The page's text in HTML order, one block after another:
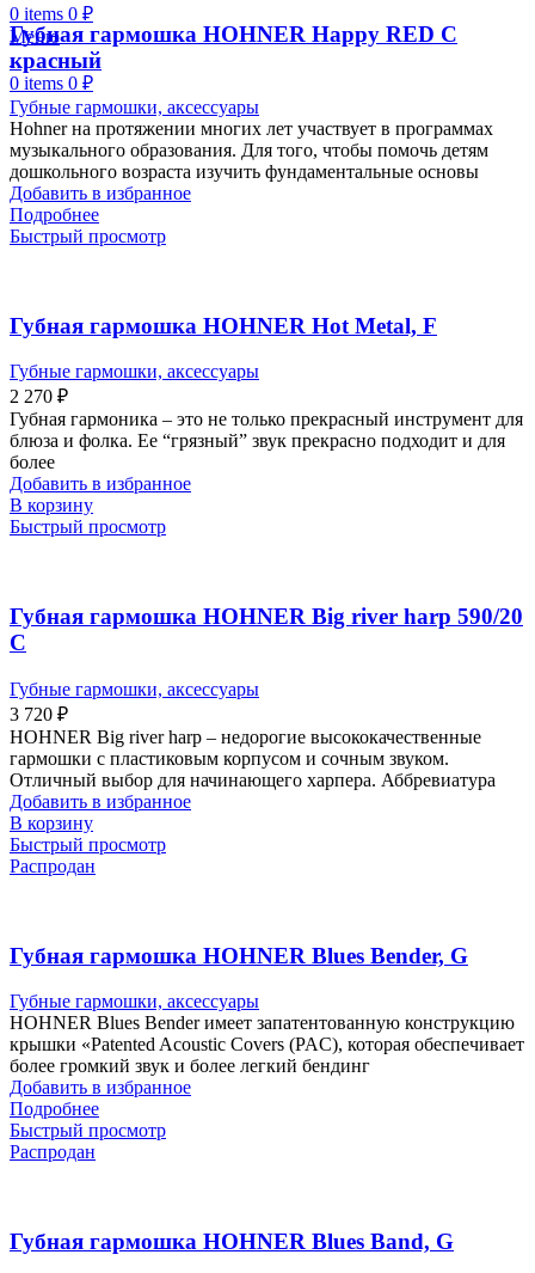
0 items 0 ₽
Меню
0 items 0 ₽
Губная гармошка HOHNER Happy RED C
красный
Губные гармошки, аксессуары
Hohner на протяжении многих лет участвует в программах
музыкального образования. Для того, чтобы помочь детям
дошкольного возраста изучить фундаментальные основы
Добавить в избранное
Подробнее
Быстрый просмотр
Губная гармошка HOHNER Hot Metal, F
Губные гармошки, аксессуары
2 270 ₽
Губная гармоника – это не только прекрасный инструмент для
блюза и фолка. Ее “грязный” звук прекрасно подходит и для
более
Добавить в избранное
В корзину
Быстрый просмотр
Губная гармошка HOHNER Big river harp 590/20
C
Губные гармошки, аксессуары
3 720 ₽
HOHNER Big river harp – недорогие высококачественные
гармошки с пластиковым корпусом и сочным звуком.
Отличный выбор для начинающего харпера. Аббревиатура
Добавить в избранное
В корзину
Быстрый просмотр
Распродан
Губная гармошка HOHNER Blues Bender, G
Губные гармошки, аксессуары
HOHNER Blues Bender имеет запатентованную конструкцию
крышки «Patented Acoustic Covers (PAC), которая обеспечивает
более громкий звук и более легкий бендинг
Добавить в избранное
Подробнее
Быстрый просмотр
Распродан
Губная гармошка HOHNER Blues Band, G